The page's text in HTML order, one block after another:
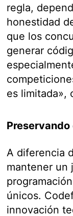
regla,
honestidad
que los
generar
es limitada»,
A diferencia
mantener un
únicos.
innovación